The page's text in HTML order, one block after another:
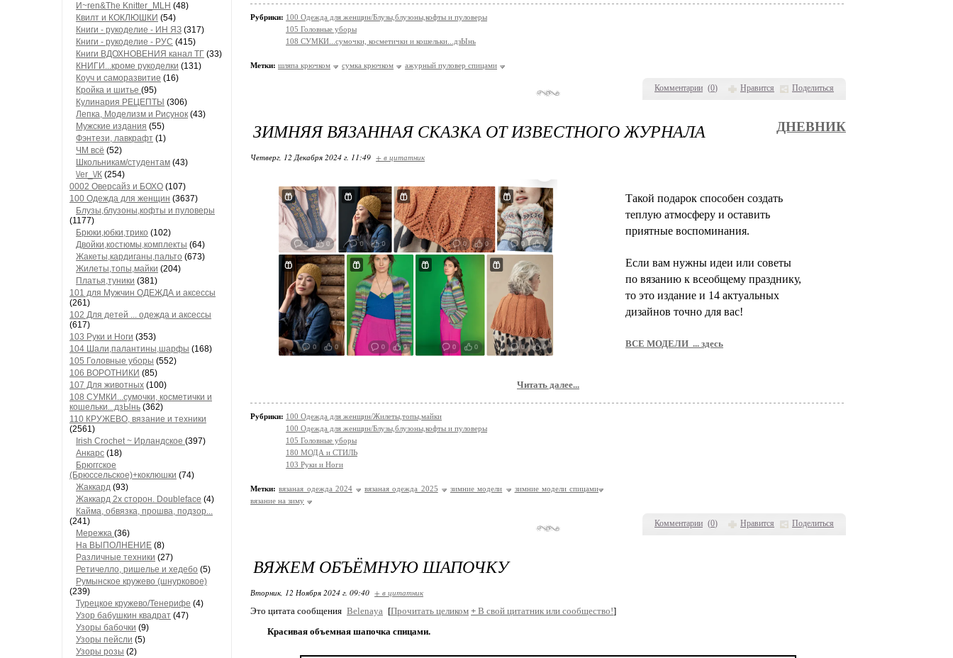
И~ren&The Knitter_MLH (48)
Квилт и КОКЛЮШКИ (54)
Книги - рукоделие - ИН ЯЗ (317)
Книги - рукоделие - РУС (415)
Книги ВДОХНОВЕНИЯ канал ТГ (33)
КНИГИ...кроме рукоделки (131)
Коуч и саморазвитие (16)
Кройка и шитье (95)
Кулинария РЕЦЕПТЫ (306)
Лепка, Моделизм и Рисунок (43)
Мужские издания (55)
Фэнтези, лавкрафт (1)
ЧМ всё (52)
Школьникам/студентам (43)
\/еr_\/К (254)
0002 Оверсайз и БОХО (107)
100 Одежда для женщин (3637)
Блузы,блузоны,кофты и пуловеры
(1177)
Брюки,юбки,трико (102)
Двойки,костюмы,комплекты (64)
Жакеты,кардиганы,пальто (673)
Жилеты,топы,майки (204)
Платья,туники (381)
101 для Мужчин ОДЕЖДА и аксессы
(261)
102 Для детей ... одежда и аксессы
(617)
103 Руки и Ноги (353)
104 Шали,палантины,шарфы (168)
105 Головные уборы (552)
106 ВОРОТНИКИ (85)
107 Для животных (100)
108 СУМКИ...сумочки, косметички и
кошельки...дзЫнь (362)
110 КРУЖЕВО, вязание и техники
(2561)
Irish Crochet ~ Ирландское (397)
Анкарс (18)
Брюггское
(Брюссельское)+коклюшки (74)
Жаккард (93)
Жаккард 2х сторон. Doubleface (4)
Кайма, обвязка, прошва, подзор...
(241)
Мережка (36)
На ВЫПОЛНЕНИЕ (8)
Различные техники (27)
Ретичелло, ришелье и хедебо (5)
Румынское кружево (шнурковое)
(239)
Турецкое кружево/Тенерифе (4)
Узор бабушкин квадрат (47)
Узоры бабочки (9)
Узоры пейсли (5)
Узоры розы (2)
Комментарии (0) Нравится Поделиться
Рубрики: 100 Одежда для женщин/Блузы,блузоны,кофты и пуловеры
105 Головные уборы
108 СУМКИ...сумочки, косметички и кошельки...дзЫнь
Метки: шляпа крючком сумка крючком ажурный пуловер спицами
Комментарии (0) Нравится Поделиться
ЗИМНЯЯ ВЯЗАННАЯ СКАЗКА ОТ ИЗВЕСТНОГО ЖУРНАЛА ДНЕВНИК
Четверг, 12 Декабря 2024 г. 11:49 + в цитатник
Такой подарок способен создать
теплую атмосферу и оставить
приятные воспоминания.
Если вам нужны идеи или советы
по вязанию к всеобщему празднику,
то это издание и 14 актуальных
дизайнов точно для вас!
ВСЕ МОДЕЛИ ... здесь
Читать далее...
Рубрики: 100 Одежда для женщин/Жилеты,топы,майки
100 Одежда для женщин/Блузы,блузоны,кофты и пуловеры
105 Головные уборы
180 МОДА и СТИЛЬ
103 Руки и Ноги
Метки: вязаная одежда 2024 вязаная одежда 2025 зимние модели
зимние модели спицами
вязание на зиму
ВЯЖЕМ ОБЪЁМНУЮ ШАПОЧКУ
Вторник, 12 Ноября 2024 г. 09:40 + в цитатник
Это цитата сообщения Belenaya [Прочитать целиком + В свой цитатник или сообщество!]
Красивая объемная шапочка спицами.